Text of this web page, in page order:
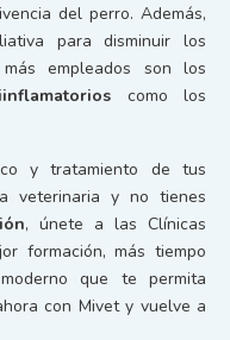
del perro. Además,
para disminuir los
empleados son los
como los
y tratamiento de tus
veterinaria y no tienes
, únete a las Clínicas
formación, más tiempo
que te permita
con Mivet y vuelve a